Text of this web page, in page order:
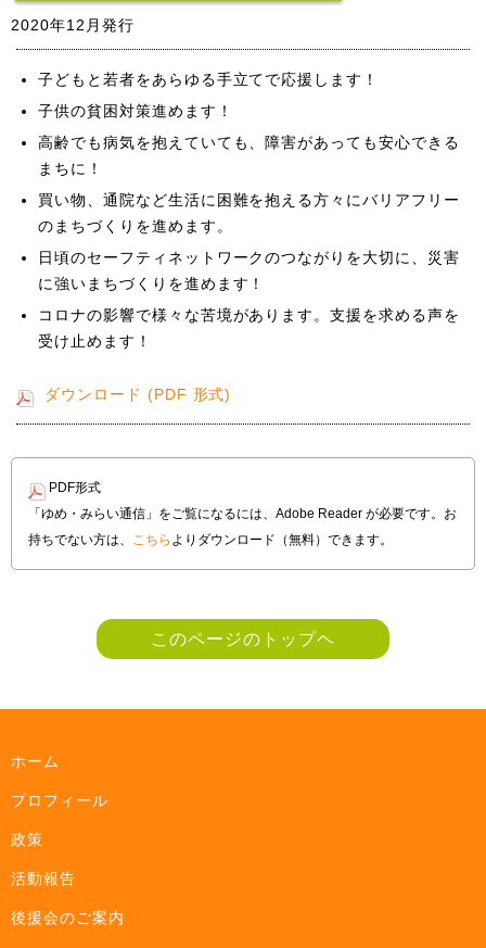
2020年12月発行
子どもと若者をあらゆる手立てで応援します！
子供の貧困対策進めます！
高齢でも病気を抱えていても、障害があっても安心できる
まちに！
買い物、通院など生活に困難を抱える方々にバリアフリー
のまちづくりを進めます。
日頃のセーフティネットワークのつながりを大切に、災害
に強いまちづくりを進めます！
コロナの影響で様々な苦境があります。支援を求める声を
受け止めます！
ダウンロード (PDF 形式)
PDF形式
「ゆめ・みらい通信」をご覧になるには、Adobe Reader が必要です。お
持ちでない方は、
こちら よりダウンロード（無料）できます。
このページのトップヘ
ホーム
プロフィール
政策
活動報告
後援会のご案内